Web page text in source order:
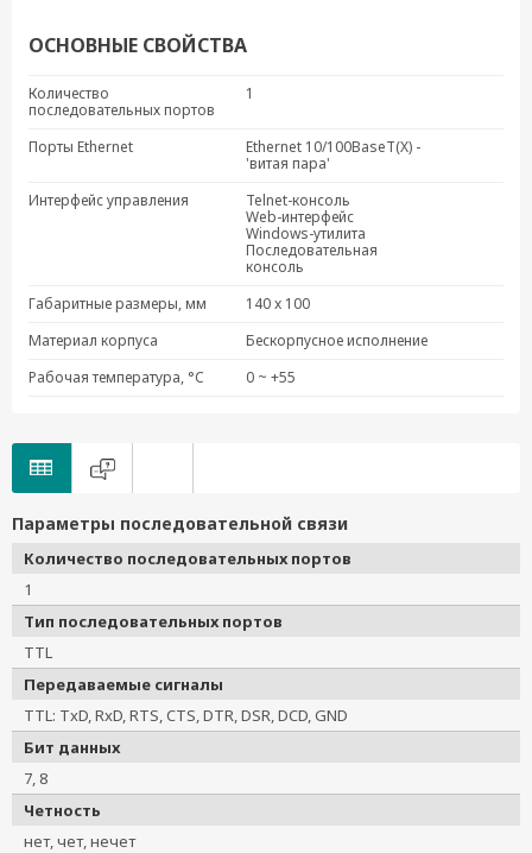
NPort 5650I-8-DTL
NPort 5650I-8-DTL-T
NPort IA5450A-IEX
MiiNePort W1
MiiNePort W1-T
NPort IA5250I
ОСНОВНЫЕ СВОЙСТВА
Количество
последовательных портов
1
Порты Ethernet
Ethernet 10/100BaseT(X) -
'витая пара'
Интерфейс управления
Telnet-консоль
Web-интерфейс
Windows-утилита
Последовательная
консоль
Габаритные размеры, мм
140 x 100
Материал корпуса
Бескорпусное исполнение
Рабочая температура, °C
0 ~ +55
Параметры последовательной связи
Количество последовательных портов
1
Тип последовательных портов
TTL
Передаваемые сигналы
TTL: TxD, RxD, RTS, CTS, DTR, DSR, DCD, GND
Бит данных
7, 8
Четность
нет, чет, нечет